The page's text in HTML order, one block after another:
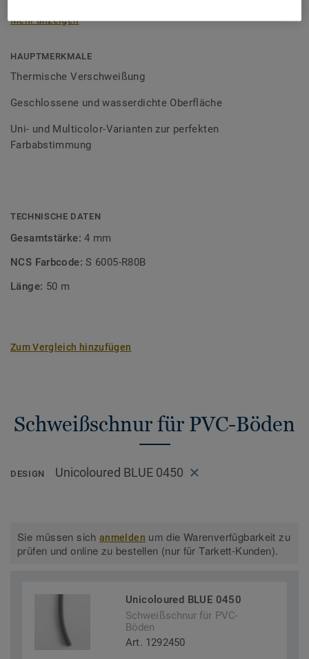
Schweißschnüre sind erhältlich in den Varianten Uni und
Bodenbelagssortiment abgestimmt. Durch die Verwendung
von Kontrastfarben lassen sich auch besondere
Mehr anzeigen
HAUPTMERKMALE
Thermische Verschweißung
Geschlossene und wasserdichte Oberfläche
Uni- und Multicolor-Varianten zur perfekten
Farbabstimmung
TECHNISCHE DATEN
Gesamtstärke:4 mm
NCS Farbcode:S 6005-R80B
Länge: 50 m
Zum Vergleich hinzufügen
Schweißschnur für PVC-Böden
DESIGN Unicoloured BLUE 0450
Sie müssen sichanmelden um die Warenverfügbarkeit zu
prüfen und online zu bestellen (nur für Tarkett-Kunden).
Unicoloured BLUE 0450
Schweißschnur für PVC-
Böden
Art. 1292450